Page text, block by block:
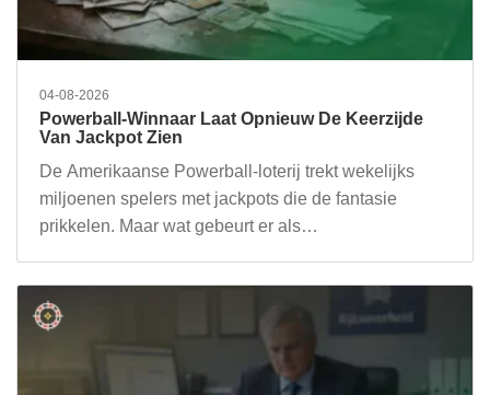
04-08-2026
Powerball-Winnaar Laat Opnieuw De Keerzijde
Van Jackpot Zien
De Amerikaanse Powerball-loterij trekt wekelijks
miljoenen spelers met jackpots die de fantasie
prikkelen. Maar wat gebeurt er als…